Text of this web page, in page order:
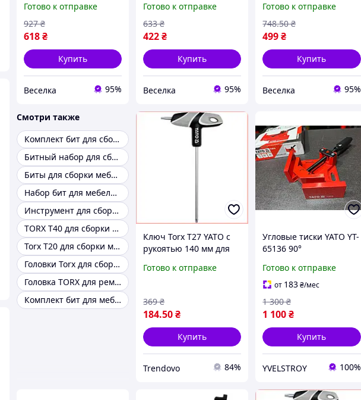
инструменты для дома
и работы FLAME
Готово к отправке
618₴
927 ₴
Купить
Веселка 95%
сборки мебели длина
25 мм FLAME
Готово к отправке
422₴
633 ₴
Купить
Веселка 95%
сборки и ремонта
мебели FLAME
Готово к отправке
499₴
748.50 ₴
Купить
Веселка 95%
Смотри также
Комплект бит для сборки мебели
Битный набор для сборки мебели
Биты для сборки мебели TORX T27
Набор бит для мебельного монтажа
Инструмент для сборки мебели 17 мм
TORX T40 для сборки мебели
Torx T20 для сборки мебели
Головки Torx для сборки мебели
Головка TORX для ремонта мебели
Комплект бит для мебели 6х100 мм
Ключ Torx Т27 YATO с
рукоятью 140 мм для
и сборки мебели
Готово к отправке
184.50₴
369 ₴
Купить
Trendovo 84%
Угловые тиски YATO YT-
65136 90°
70 мм, для сборки рам
и мебели
Готово к отправке
от 183₴/мес
1 100₴
1 300 ₴
Купить
YVELSTROY 100%